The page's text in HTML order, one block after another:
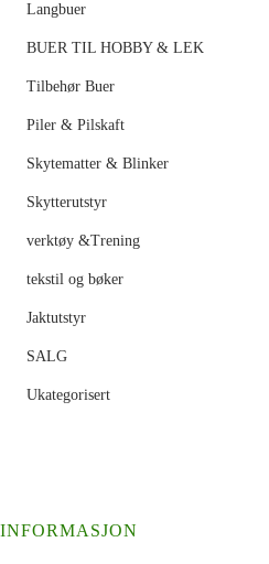
Langbuer
BUER TIL HOBBY & LEK
Tilbehør Buer
Piler & Pilskaft
Skytematter & Blinker
Skytterutstyr
verktøy &Trening
tekstil og bøker
Jaktutstyr
SALG
Ukategorisert
INFORMASJON